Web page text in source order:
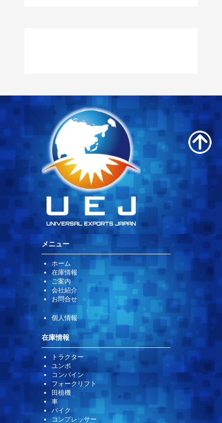
メニュー
ホーム
在庫情報
ご案内
会社紹介
お問合せ
個人情報
在庫情報
トラクター
ユンボ
コンバイン
フォークリフト
田植機
車
バイク
コンプレッサー